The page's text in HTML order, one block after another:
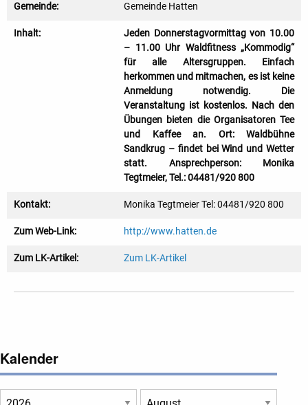
Gemeinde: Gemeinde Hatten
Inhalt:
Jeden Donnerstagvormittag von 10.00
– 11.00 Uhr Waldfitness „Kommodig“
für alle Altersgruppen. Einfach
herkommen und mitmachen, es ist keine
Anmeldung notwendig. Die
Veranstaltung ist kostenlos. Nach den
Übungen bieten die Organisatoren Tee
und Kaffee an. Ort: Waldbühne
Sandkrug – findet bei Wind und Wetter
statt. Ansprechperson: Monika
Tegtmeier, Tel.: 04481/920 800
Kontakt: Monika Tegtmeier Tel: 04481/920 800
Zum Web-Link: http://www.hatten.de
Zum LK-Artikel: Zum LK-Artikel
Kalender